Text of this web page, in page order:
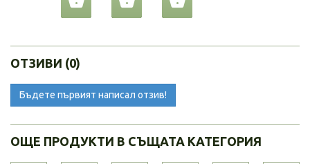
ОТЗИВИ (0)
Бъдете първият написал отзив!
ОЩЕ ПРОДУКТИ В СЪЩАТА КАТЕГОРИЯ